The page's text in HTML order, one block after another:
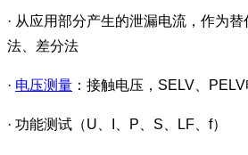
· 从应用部分产生的泄漏电流，作为
法、差分法
· 电压测量 ：接触电压，SELV、
· 功能测试（U、I、P、S、LF、f）